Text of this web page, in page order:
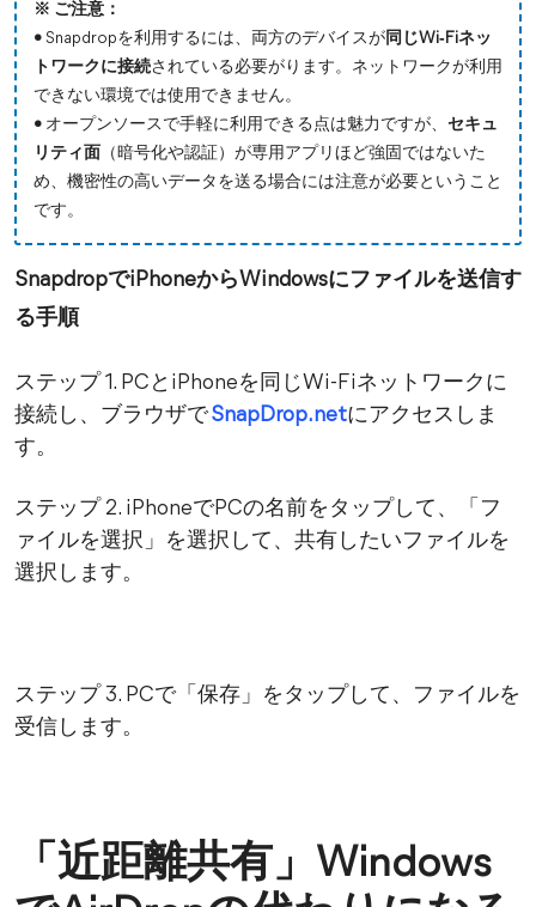
※ ご注意：
• Snapdropを利用するには、両方のデバイスが 同じWi‑Fiネッ
トワークに接続されている必要がります。ネットワークが利用
できない環境では使用できません。
• オープンソースで手軽に利用できる点は魅力ですが、 セキュ
リティ面 （暗号化や認証）が専用アプリほど強固ではないた
め、機密性の高いデータを送る場合には注意が必要ということ
です。
SnapdropでiPhoneからWindowsにファイルを送信す
る手順
ステップ 1. PCとiPhoneを同じWi-Fiネットワークに
接続し、ブラウザでSnapDrop.netにアクセスしま
す。
ステップ 2. iPhoneでPCの名前をタップして、「フ
ァイルを選択」を選択して、共有したいファイルを
選択します。
ステップ 3. PCで「保存」をタップして、ファイルを
受信します。
「近距離共有」Windows